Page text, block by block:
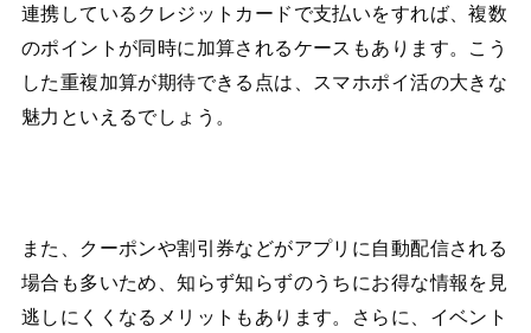
連携しているクレジットカードで支払いをすれば、複数
のポイントが同時に加算されるケースもあります。こう
した重複加算が期待できる点は、スマホポイ活の大きな
魅力といえるでしょう。
また、クーポンや割引券などがアプリに自動配信される
場合も多いため、知らず知らずのうちにお得な情報を見
逃しにくくなるメリットもあります。さらに、イベント